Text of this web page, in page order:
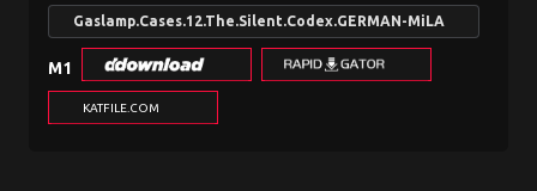
Gaslamp.Cases.12.The.Silent.Codex.GERMAN-MiLA
M1
KATFILE.COM